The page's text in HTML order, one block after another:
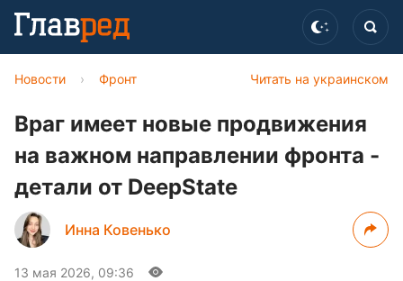
Читать на украинском
Новости › Фронт
Враг имеет новые продвижения
на важном направлении фронта -
детали от DeepState
Инна Ковенько
13 мая 2026, 09:36